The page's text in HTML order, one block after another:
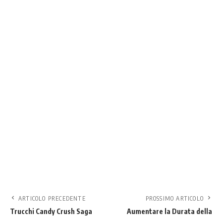
ARTICOLO PRECEDENTE
Trucchi Candy Crush Saga
PROSSIMO ARTICOLO
Aumentare la Durata della